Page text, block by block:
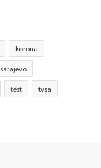
korona
sarajevo
test tvsa